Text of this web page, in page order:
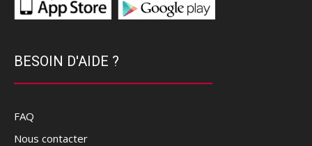
BESOIN D'AIDE ?
FAQ
Nous contacter